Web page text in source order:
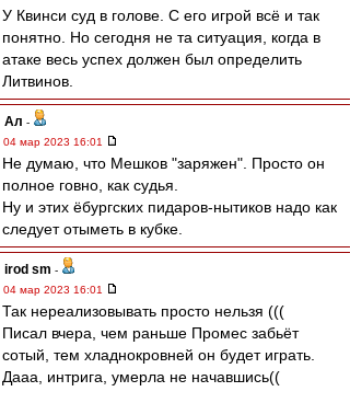
У Квинси суд в голове. С его игрой всё и так
понятно. Но сегодня не та ситуация, когда в
атаке весь успех должен был определить
Литвинов.
Ал -
04 мар 2023 16:01
Не думаю, что Мешков "заряжен". Просто он
полное говно, как судья.
Ну и этих ëбургских пидаров-нытиков надо как
следует отыметь в кубке.
irod sm -
04 мар 2023 16:01
Так нереализовывать просто нельзя (((
Писал вчера, чем раньше Промес забьёт
сотый, тем хладнокровней он будет играть.
Дааа, интрига, умерла не начавшись((